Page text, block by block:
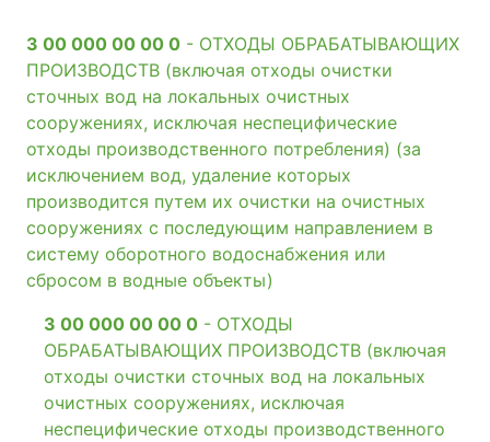
3 00 000 00 00 0 - ОТХОДЫ ОБРАБАТЫВАЮЩИХ
ПРОИЗВОДСТВ (включая отходы очистки
сточных вод на локальных очистных
сооружениях, исключая неспецифические
отходы производственного потребления) (за
исключением вод, удаление которых
производится путем их очистки на очистных
сооружениях с последующим направлением в
систему оборотного водоснабжения или
сбросом в водные объекты)
3 00 000 00 00 0 - ОТХОДЫ
ОБРАБАТЫВАЮЩИХ ПРОИЗВОДСТВ (включая
отходы очистки сточных вод на локальных
очистных сооружениях, исключая
неспецифические отходы производственного